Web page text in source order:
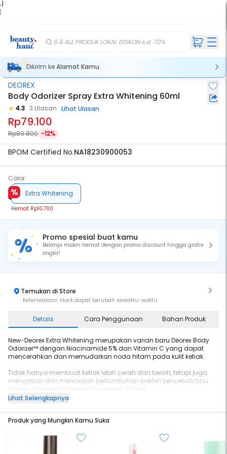
|
8.8 ALL PRODUK LOKAL DISKON s.d. 70%
Dikirim keAlamat Kamu
DEOREX
Body Odorizer Spray Extra Whitening 60ml
4.3 3 Ulasan Lihat Ulasan
Rp79.100
Rp89.800 -12%
BPOM Certified No.NA18230900053
Color:
Extra Whitening
Hemat Rp10.700
Promo spesial buat kamu
Belanja makin hemat dengan promo discount hingga gratis
ongkir!
Temukan di Store
Ketersediaan stock dapat berubah sewaktu-waktu
Details Cara Penggunaan Bahan Produk
New-Deorex Extra Whitening merupakan varian baru Deorex Body
Odorizer™ dengan Niacinamide 5% dan Vitamin C yang dapat
mencerahkan dan memudarkan noda hitam pada kulit ketiak.
Tidak hanya membuat ketiak lebih cerah dan bersih, tetapi juga
mengatasi dan mencegah pertumbuhan bakteri penyebab bau
badan dan keringat berlebih selama 72 jam.
serta memberikan stress relieving sensation
-Niacinamide 5%
Mencerahkan dan memudarkan noda hitam
Lihat Selengkapnya
Produk yang Mungkin Kamu Suka